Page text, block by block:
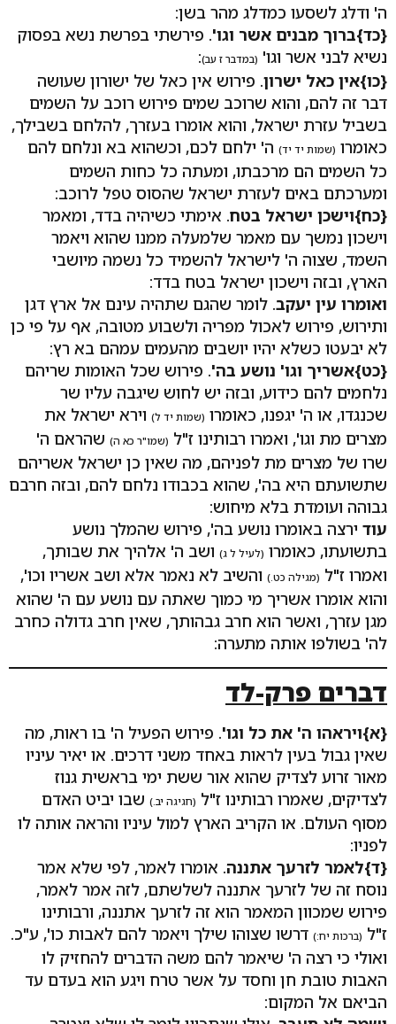
ה' ודלג לשסעו כמדלג מהר בשן:
{כד}ברוך מבנים אשר וגו'. פירשתי בפרשת נשא בפסוק
נשיא לבני אשר וגו' (במדבר ז עב):
{כו}אין כאל ישרון. פירוש אין כאל של ישורון שעושה
דבר זה להם, והוא שרוכב שמים פירוש רוכב על השמים
בשביל עזרת ישראל, והוא אומרו בעזרך, להלחם בשבילך,
כאומרו (שמות יד יד) ה' ילחם לכם, וכשהוא בא ונלחם להם
כל השמים הם מרכבתו, ומעתה כל כחות השמים
ומערכתם באים לעזרת ישראל שהסוס טפל לרוכב:
{כח}וישכן ישראל בטח. אימתי כשיהיה בדד, ומאמר
וישכון נמשך עם מאמר שלמעלה ממנו שהוא ויאמר
השמד, שצוה ה' לישראל להשמיד כל נשמה מיושבי
הארץ, ובזה וישכון ישראל בטח בדד:
ואומרו עין יעקב. לומר שהגם שתהיה עינם אל ארץ דגן
ותירוש, פירוש לאכול מפריה ולשבוע מטובה, אף על פי כן
לא יבעטו כשלא יהיו יושבים מהעמים עמהם בא רץ:
{כט}אשריך וגו' נושע בה'. פירוש שכל האומות שריהם
נלחמים להם כידוע, ובזה יש לחוש שיגבה עליו שר
שכנגדו, או ה' יגפנו, כאומרו (שמות יד ל) וירא ישראל את
מצרים מת וגו', ואמרו רבותינו ז"ל (שמו"ר כא ה) שהראם ה'
שרו של מצרים מת לפניהם, מה שאין כן ישראל אשריהם
שתשועתם היא בה', שהוא בכבודו נלחם להם, ובזה חרבם
גבוהה ועומדת בלא מיחוש:
עוד ירצה באומרו נושע בה', פירוש שהמלך נושע
בתשועתו, כאומרו (לעיל ל ג) ושב ה' אלהיך את שבותך,
ואמרו ז"ל (מגילה כט.) והשיב לא נאמר אלא ושב אשריו וכו',
והוא אומרו אשריך מי כמוך שאתה עם נושע עם ה' שהוא
מגן עזרך, ואשר הוא חרב גבהותך, שאין חרב גדולה כחרב
לה' בשולפו אותה מתערה:
דברים פרק-לד
{א}ויראהו ה' את כל וגו'. פירוש הפעיל ה' בו ראות, מה
שאין גבול בעין לראות באחד משני דרכים. או יאיר עיניו
מאור זרוע לצדיק שהוא אור ששת ימי בראשית גנוז
לצדיקים, שאמרו רבותינו ז"ל (חגיגה יב.) שבו יביט האדם
מסוף העולם. או הקריב הארץ למול עיניו והראה אותה לו
לפניו:
{ד}לאמר לזרעך אתננה. אומרו לאמר, לפי שלא אמר
נוסח זה של לזרעך אתננה לשלשתם, לזה אמר לאמר,
פירוש שמכוון המאמר הוא זה לזרעך אתננה, ורבותינו
ז"ל (ברכות יח:) דרשו שצוהו שילך ויאמר להם לאבות כו', ע"כ.
ואולי כי רצה ה' שיאמר להם משה הדברים להחזיק לו
האבות טובת חן וחסד על אשר טרח ויגע הוא בעדם עד
הביאם אל המקום: